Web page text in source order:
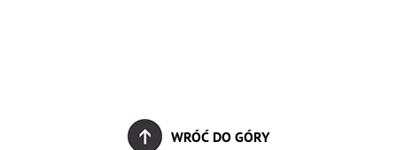
WRÓĆ DO GÓRY